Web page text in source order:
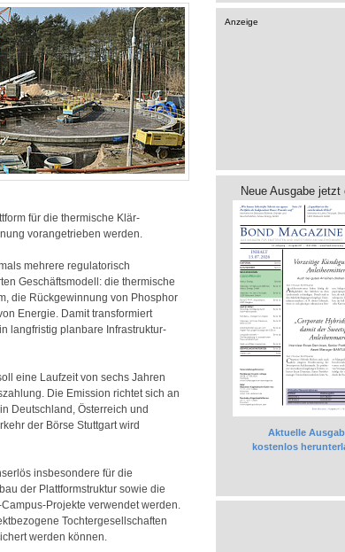
für die thermische Klär­
voran­getrieben werden.
mehrere regulatorisch
Geschäftsmodell: die thermische
die Rückgewinnung von Phosphor
Energie. Damit transformiert
langfristig planbare Infrastruktur-
eine Laufzeit von sechs Jahren
Die Emission richtet sich an
Deutschland, Österreich und
der Börse Stuttgart wird
insbesondere für die
der Plattformstruktur sowie die
Projekte verwendet werden.
Tochtergesellschaften
werden können.
Anzeige
Neue Ausgabe jetzt
Aktuelle
kostenlos